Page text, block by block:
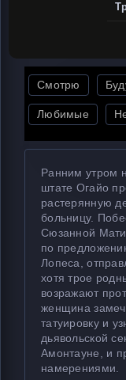
Смотрю
Любимые
Ранним утром
штате Огайо
растерянную
больницу.
Сюзанной
по
Лопеса,
хотя трое
возражают
женщина
татуировку и
дьявольской
Амонтауне, и
намерениями.